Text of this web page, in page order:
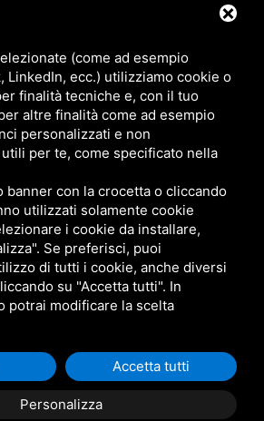
Privacy
- Legnano
| Privacy| SitemapQuesto sito è
v3,
Terms
of Servicedi Google.
(come ad esempio
LinkedIn, ecc.) utilizziamo cookie o
finalità tecniche e, con il tuo
altre finalità come ad esempio
personalizzati e non
per te, come specificato nella
banner con la crocetta o cliccando
utilizzati solamente cookie
i cookie da installare,
Se preferisci, puoi
di tutti i cookie, anche diversi
su "Accetta tutti". In
potrai modificare la scelta
Personalizza
Accetta tutti